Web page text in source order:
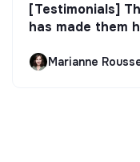
[Testimonials]
has made them
Marianne